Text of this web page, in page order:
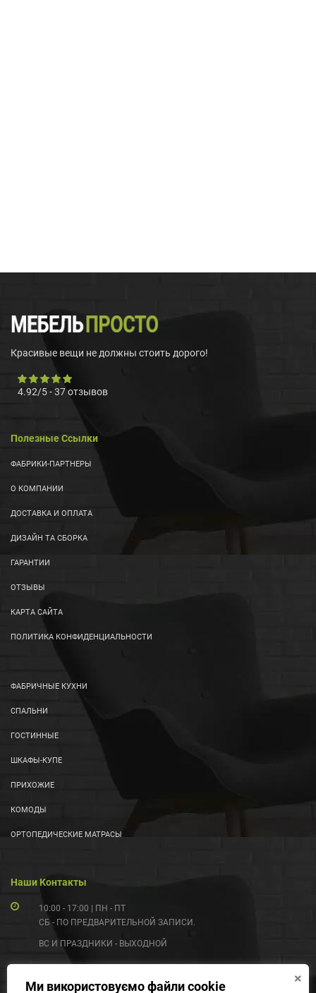
Красивые вещи не должны стоить дорого!
4.92/5-37отзывов
Полезные Ссылки
ФАБРИКИ-ПАРТНЕРЫ
О КОМПАНИИ
ДОСТАВКА И ОПЛАТА
ДИЗАЙН ТА СБОРКА
ГАРАНТИИ
ОТЗЫВЫ
КАРТА САЙТА
ПОЛИТИКА КОНФИДЕНЦИАЛЬНОСТИ
ФАБРИЧНЫЕ КУХНИ
СПАЛЬНИ
ГОСТИННЫЕ
ШКАФЫ-КУПЕ
ПРИХОЖИЕ
КОМОДЫ
ОРТОПЕДИЧЕСКИЕ МАТРАСЫ
Наши Контакты
10:00 - 17:00 | ПН - ПТ
СБ - ПО ПРЕДВАРИТЕЛЬНОЙ ЗАПИСИ.
ВС И ПРАЗДНИКИ - ВЫХОДНОЙ
(095) 431-03-33
×
Ми використовуємо файли cookie